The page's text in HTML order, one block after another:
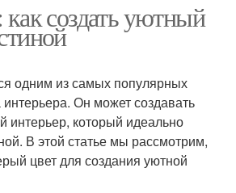
Цветы в интерьере
создать уютный
одним из самых популярных
Он может создавать
интерьер, который идеально
В этой статье мы рассмотрим,
цвет для создания уютной